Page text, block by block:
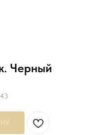
Черный